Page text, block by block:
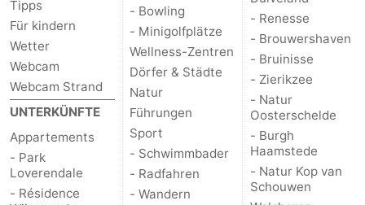
Tipps
Für kindern
Wetter
Webcam
Webcam Strand
UNTERKÜNFTE
Appartements
- Park
Loverendale
- Résidence
- Bowling
- Minigolfplätze
Wellness-Zentren
Dörfer & Städte
Natur
Führungen
Sport
- Schwimmbader
- Radfahren
- Wandern
- Renesse
- Brouwershaven
- Bruinisse
- Zierikzee
- Natur
Oosterschelde
- Burgh
Haamstede
- Natur Kop van
Schouwen